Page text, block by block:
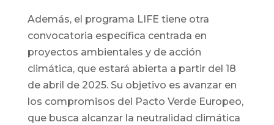
Además, el programa LIFE tiene otra
convocatoria específica centrada en
proyectos ambientales y de acción
climática, que estará abierta a partir del 18
de abril de 2025. Su objetivo es avanzar en
los compromisos del Pacto Verde Europeo,
que busca alcanzar la neutralidad climática